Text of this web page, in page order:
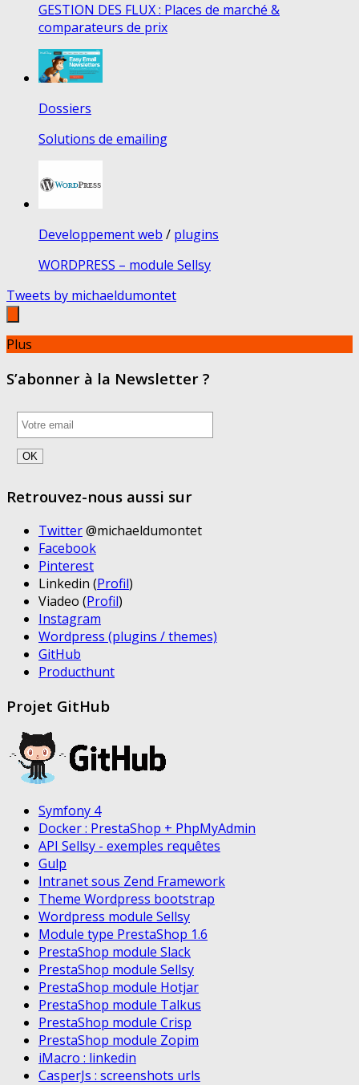
GESTION DES FLUX : Places de marché &
comparateurs de prix
Dossiers
Solutions de emailing
Developpement web / plugins
WORDPRESS – module Sellsy
Tweets by michaeldumontet
Plus
S’abonner à la Newsletter ?
Retrouvez-nous aussi sur
Twitter@michaeldumontet
Facebook
Pinterest
Linkedin (Profil)
Viadeo (Profil)
Instagram
Wordpress (plugins / themes)
GitHub
Producthunt
Projet GitHub
Symfony 4
Docker : PrestaShop + PhpMyAdmin
API Sellsy - exemples requêtes
Gulp
Intranet sous Zend Framework
Theme Wordpress bootstrap
Wordpress module Sellsy
Module type PrestaShop 1.6
PrestaShop module Slack
PrestaShop module Sellsy
PrestaShop module Hotjar
PrestaShop module Talkus
PrestaShop module Crisp
PrestaShop module Zopim
iMacro : linkedin
CasperJs : screenshots urls